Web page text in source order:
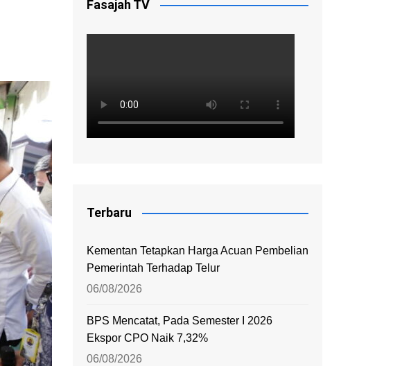
Fasajah TV
Terbaru
Kementan Tetapkan Harga Acuan Pembelian
Pemerintah Terhadap Telur
06/08/2026
BPS Mencatat, Pada Semester I 2026
Ekspor CPO Naik 7,32%
06/08/2026